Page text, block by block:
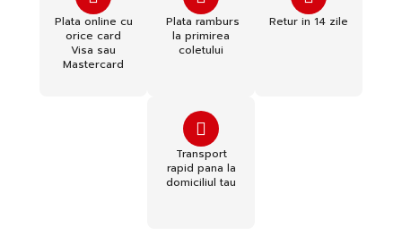
Plata online cu
orice card
Visa sau
Mastercard
Plata ramburs
la primirea
coletului
Retur in 14 zile
Transport
rapid pana la
domiciliul tau